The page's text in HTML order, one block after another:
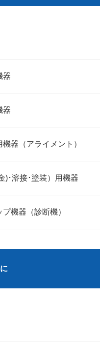
器
器
器（アライメント）
)･溶接･塗装）用機器
機器（診断機）